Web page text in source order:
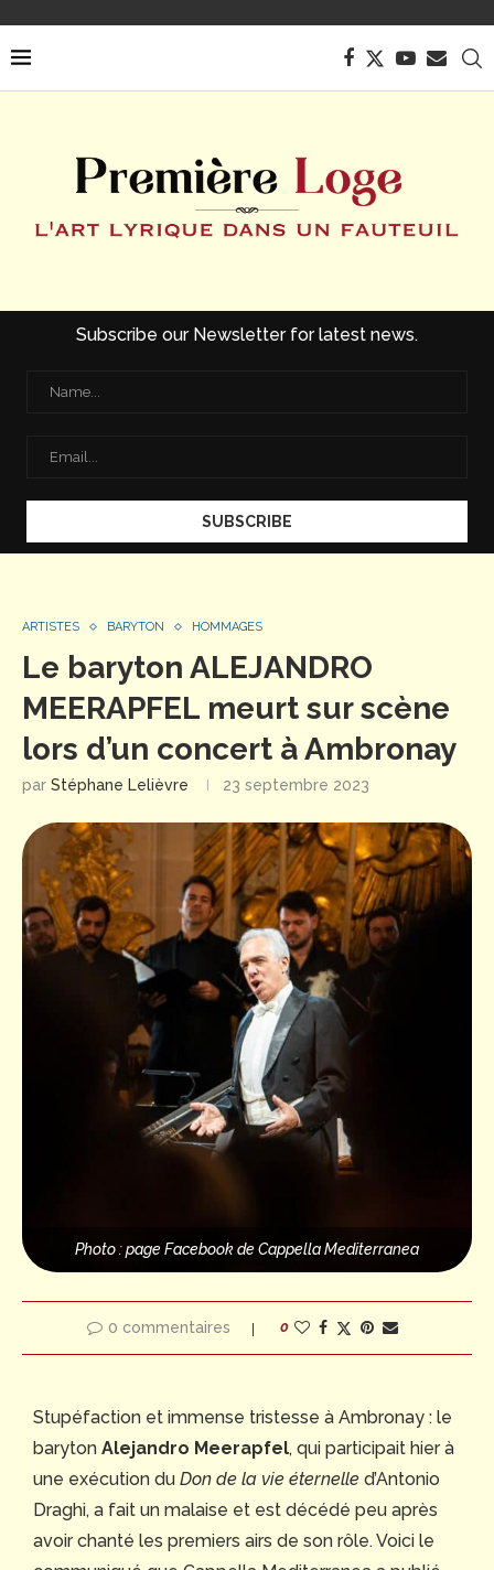
Subscribe our Newsletter for latest news.
ARTISTES BARYTON HOMMAGES
Le baryton ALEJANDRO
MEERAPFEL meurt sur scène
lors d’un concert à Ambronay
par Stéphane Lelièvre 23 septembre 2023
Photo : page Facebook de Cappella Mediterranea
0 commentaires 0
Stupéfaction et immense tristesse à Ambronay : le
baryton Alejandro Meerapfel, qui participait hier à
une exécution du Don de la vie éternelle d’Antonio
Draghi, a fait un malaise et est décédé peu après
avoir chanté les premiers airs de son rôle. Voici le